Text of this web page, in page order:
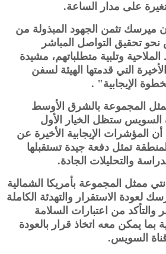
على مدار الساعة.
تثمن الجهود المبذولة من
تحقيق التواصل المباشر
وتلبية متطلباتهم، مشيدة
التي قدمتها الهيئة لسفن
الإيجابية" .
المجموعة بالشرق الأوسط
السويس ستظل الخيار الأول
المؤشرات الإيجابية الأخيرة عن
تمثل دفعة جيدة تستقبلها
والتحليلات الجادة.
ممثل المجموعة بأمريكا الشمالية
الاستقرار والتهدئة الكاملة
والتأكد من اعتبارات السلامة
بما يمكن معه اتخاذ قرار بالعودة
السويس.